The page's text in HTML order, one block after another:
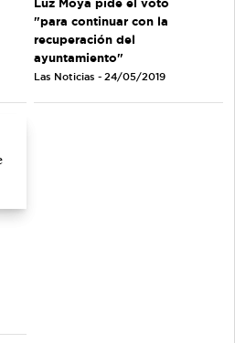
Luz Moya pide el voto
"para continuar con la
recuperación del
ayuntamiento"
Las Noticias - 24/05/2019